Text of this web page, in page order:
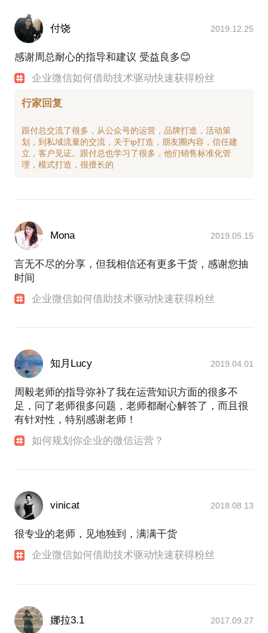
付饶 2019.12.25
感谢周总耐心的指导和建议 受益良多😊
企业微信如何借助技术驱动快速获得粉丝
行家回复
跟付总交流了很多，从公众号的运营，品牌打造，活动策
划，到私域流量的交流，关于ip打造，朋友圈内容，信任建
立，客户见证。跟付总也学习了很多，他们销售标准化管
Mona 2019.05.15
言无不尽的分享，但我相信还有更多干货，感谢您抽
时间
企业微信如何借助技术驱动快速获得粉丝
知月Lucy 2019.04.01
周毅老师的指导弥补了我在运营知识方面的很多不
足，问了老师很多问题，老师都耐心解答了，而且很
有针对性，特别感谢老师！
如何规划你企业的微信运营？
vinicat 2018.08.13
很专业的老师，见地独到，满满干货
企业微信如何借助技术驱动快速获得粉丝
娜拉3.1 2017.09.27